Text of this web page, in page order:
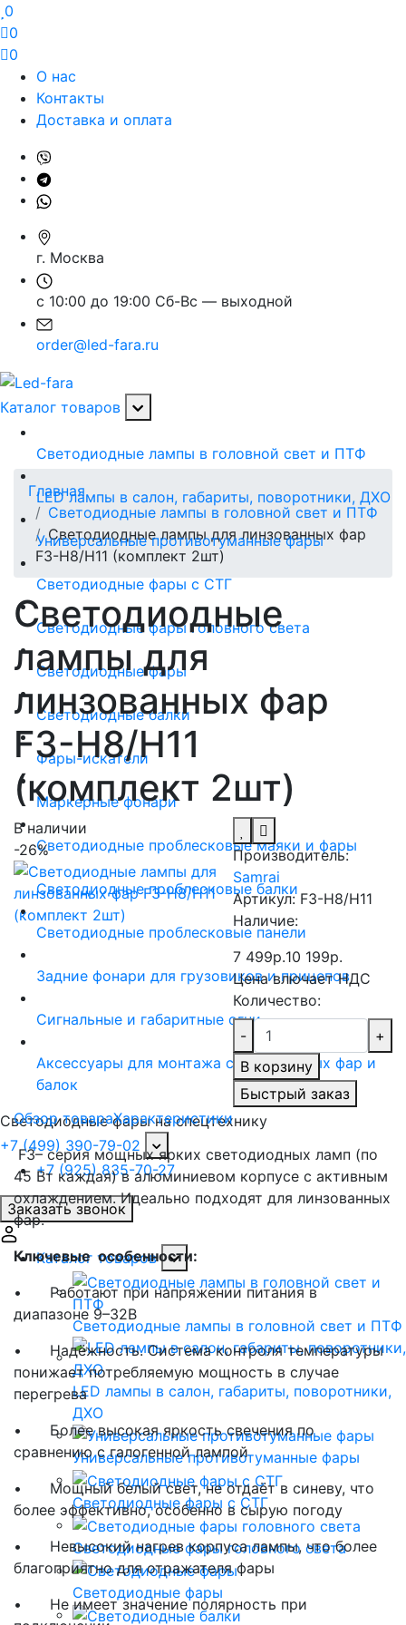
0
0
0
О нас
Контакты
Доставка и оплата
г. Москва
с 10:00 до 19:00 Сб-Вс — выходной
order@led-fara.ru
Каталог товаров
Светодиодные лампы в головной свет и ПТФ
LED лампы в салон, габариты, поворотники, ДХО
Универсальные противотуманные фары
Светодиодные фары с СТГ
Светодиодные фары головного света
Светодиодные фары
Светодиодные балки
Фары-искатели
Маркерные фонари
Светодиодные проблесковые маяки и фары
Светодиодные проблесковые балки
Светодиодные проблесковые панели
Задние фонари для грузовиков и прицепов
Сигнальные и габаритные огни
Аксессуары для монтажа светодиодных фар и
балок
Светодиодные фары на спецтехнику
+7 (499) 390-79-02
+7 (925) 835-70-27
Заказать звонок
Каталог товаров
Светодиодные лампы в головной свет и ПТФ
LED лампы в салон, габариты, поворотники,
ДХО
Универсальные противотуманные фары
Светодиодные фары с СТГ
Светодиодные фары головного света
Светодиодные фары
Главная
Светодиодные лампы в головной свет и ПТФ
Светодиодные лампы для линзованных фар
F3-H8/H11 (комплект 2шт)
Светодиодные
лампы для
линзованных фар
F3-H8/H11
(комплект 2шт)
В наличии
-26%
Производитель:
Samrai
Артикул: F3-H8/H11
Наличие:
7 499р.10 199р.
Цена влючает НДС
Количество:
-
+
В корзину
Быстрый заказ
Обзор товараХарактеристики
F3– серия мощных ярких светодиодных ламп (по
45 Вт каждая) в алюминиевом корпусе с активным
охлаждением. Идеально подходят для линзованных
фар.
Ключевые особенности:
•
Работают при напряжении питания в
диапазоне 9–32В
•
Надёжность. Система контроля температуры
понижает потребляемую мощность в случае
перегрева
•
Более высокая яркость свечения по
сравнению с галогенной лампой
•
Мощный белый свет, не отдаёт в синеву, что
более эффективно, особенно в сырую погоду
•
Невысокий нагрев корпуса лампы, что более
благоприятно для отражателя фары
•
Не имеет значение полярность при